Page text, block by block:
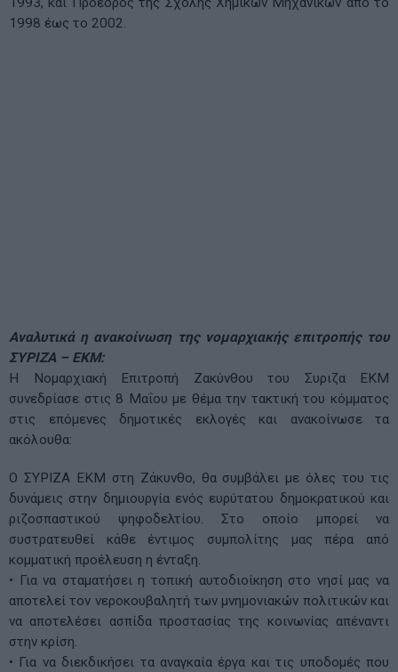
1998 έως το 2002.
Αναλυτικά η ανακοίνωση της νομαρχιακής επιτροπής του
ΣΥΡΙΖΑ – ΕΚΜ:
Η Νομαρχιακή Επιτροπή Ζακύνθου του Συριζα ΕΚΜ
συνεδρίασε στις 8 Μαΐου με θέμα την τακτική του κόμματος
στις επόμενες δημοτικές εκλογές και ανακοίνωσε τα
ακόλουθα:
Ο ΣΥΡΙΖΑ ΕΚΜ στη Ζάκυνθο, θα συμβάλει με όλες του τις
δυνάμεις στην δημιουργία ενός ευρύτατου δημοκρατικού και
ριζοσπαστικού ψηφοδελτίου. Στο οποίο μπορεί να
συστρατευθεί κάθε έντιμος συμπολίτης μας πέρα από
κομματική προέλευση η ένταξη.
• Για να σταματήσει η τοπική αυτοδιοίκηση στο νησί μας να
αποτελεί τον νεροκουβαλητή των μνημονιακών πολιτικών και
να αποτελέσει ασπίδα προστασίας της κοινωνίας απέναντι
στην κρίση.
• Για να διεκδικήσει τα αναγκαία έργα και τις υποδομές που